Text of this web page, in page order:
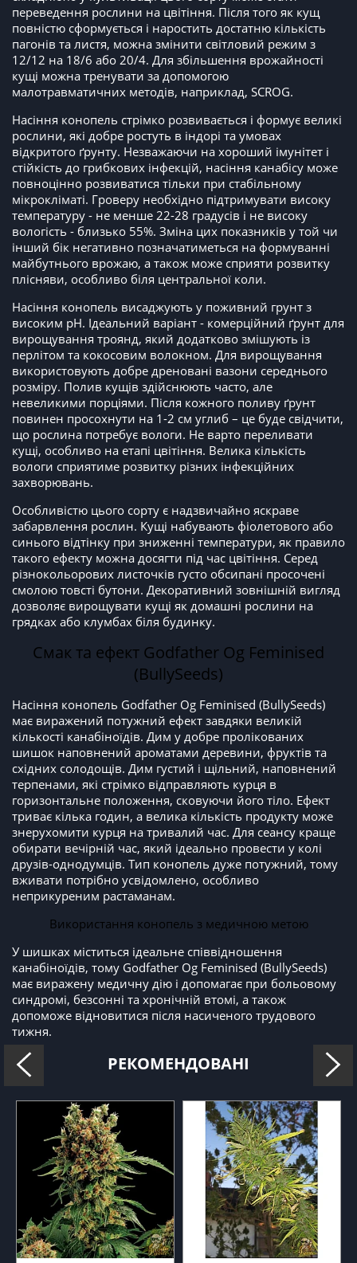
переведення рослини на цвітіння. Після того як кущ
повністю сформується і наростить достатню кількість
пагонів та листя, можна змінити світловий режим з
12/12 на 18/6 або 20/4. Для збільшення врожайності
кущі можна тренувати за допомогою
малотравматичних методів, наприклад, SCROG.
Насіння конопель стрімко розвивається і формує великі
рослини, які добре ростуть в індорі та умовах
відкритого ґрунту. Незважаючи на хороший імунітет і
стійкість до грибкових інфекцій, насіння канабісу може
повноцінно розвиватися тільки при стабільному
мікрокліматі. Гроверу необхідно підтримувати високу
температуру - не менше 22-28 градусів і не високу
вологість - близько 55%. Зміна цих показників у той чи
інший бік негативно позначатиметься на формуванні
майбутнього врожаю, а також може сприяти розвитку
плісняви, особливо біля центральної коли.
Насіння конопель висаджують у поживний грунт з
високим рН. Ідеальний варіант - комерційний ґрунт для
вирощування троянд, який додатково змішують із
перлітом та кокосовим волокном. Для вирощування
використовують добре дреновані вазони середнього
розміру. Полив кущів здійснюють часто, але
невеликими порціями. Після кожного поливу ґрунт
повинен просохнути на 1-2 см углиб – це буде свідчити,
що рослина потребує вологи. Не варто переливати
кущі, особливо на етапі цвітіння. Велика кількість
вологи сприятиме розвитку різних інфекційних
захворювань.
Особливістю цього сорту є надзвичайно яскраве
забарвлення рослин. Кущі набувають фіолетового або
синього відтінку при зниженні температури, як правило
такого ефекту можна досягти під час цвітіння. Серед
різнокольорових листочків густо обсипані просочені
смолою товсті бутони. Декоративний зовнішній вигляд
дозволяє вирощувати кущі як домашні рослини на
грядках або клумбах біля будинку.
Смак та ефект Godfather Og Feminised
(BullySeeds)
Насіння конопель Godfather Og Feminised (BullySeeds)
має виражений потужний ефект завдяки великій
кількості канабіноїдів. Дим у добре пролікованих
шишок наповнений ароматами деревини, фруктів та
східних солодощів. Дим густий і щільний, наповнений
терпенами, які стрімко відправляють курця в
горизонтальне положення, сковуючи його тіло. Ефект
триває кілька годин, а велика кількість продукту може
знерухомити курця на тривалий час. Для сеансу краще
обирати вечірній час, який ідеально провести у колі
друзів-однодумців. Тип конопель дуже потужний, тому
вживати потрібно усвідомлено, особливо
неприкуреним растаманам.
Використання конопель з медичною метою
У шишках міститься ідеальне співвідношення
канабіноїдів, тому Godfather Og Feminised (BullySeeds)
має виражену медичну дію і допомагає при больовому
синдромі, безсонні та хронічній втомі, а також
допоможе відновитися після насиченого трудового
тижня.
РЕКОМЕНДОВАНІ